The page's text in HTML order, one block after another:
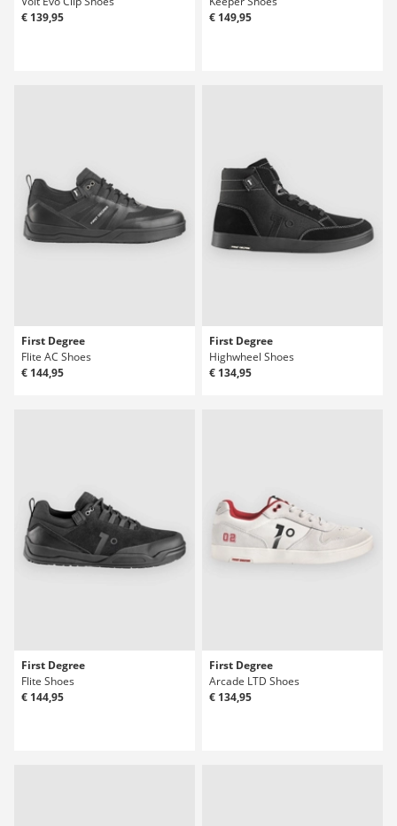
€ 139,95
€ 149,95
First Degree
Flite AC Shoes
€ 144,95
First Degree
Highwheel Shoes
€ 134,95
First Degree
Flite Shoes
€ 144,95
First Degree
Arcade LTD Shoes
€ 134,95